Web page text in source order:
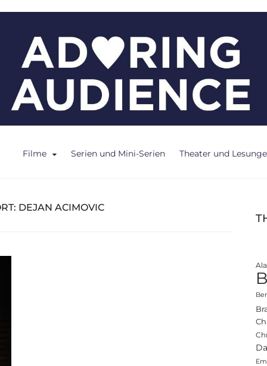
Filme Serien und Mini-Serien Theater und
DEJAN ACIMOVIC